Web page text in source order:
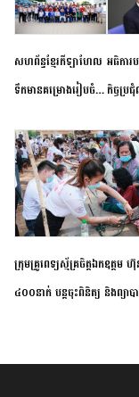
សហព័ន្ធខ្មែរកីឡាហែល
ទឹកមានគម្រោងរៀបចំ
កម្រិតបឋម ដល់ឧត្តម
សិក្សានាពេលខាងមុខ
អធិការ
កិច្ចប្
ខាងមុខ
នៃភាព
ការប្តេជ្
ក្រុមគ្រូពេទ្យស្ម័គ្រចិត្តឯកឧត្ត
៤០០នាក់ បន្តចុះពិនិត្យ និងព្យា